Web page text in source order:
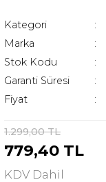
Kategori
Marka
Stok Kodu
Garanti Süresi
Fiyat
1.299,00 TL
779,40 TL
KDV Dahil